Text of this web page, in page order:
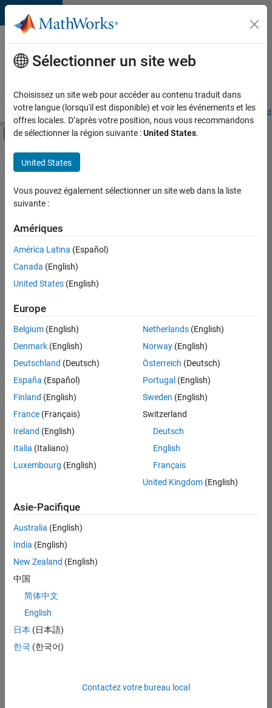
Passer au contenu
Votre
carrière
chez
Accueil Explorer nos opportunités Adresses de nos bureaux
Activer/désactiver l'affichage du menu
Contenu principal
FILTRER PAR
Applications et outils commerciaux
Gestion des programmes
Rédaction technique
Actuellement,
aucune
offre
d'emploi
correspondant
à vos
critères
de
recherche.
Vous
pouvez
élargir
votre
recherche
ou
afficher
l’ensemble
d'emploi.
malgré
tout
vous
trouvez
pas
d'offre
corresponde
à vos
Sélectionner un site web
Choisissez un site web pour accéder au contenu traduit dans
votre langue (lorsqu'il est disponible) et voir les événements et les
offres locales. D’après votre position, nous vous recommandons
de sélectionner la région suivante :United States.
United States
Vous pouvez également sélectionner un site web dans la liste
suivante :
Amériques
América Latina (Español)
Canada (English)
United States (English)
Europe
Belgium (English)
Denmark (English)
Deutschland (Deutsch)
España (Español)
Finland (English)
France (Français)
Ireland (English)
Italia (Italiano)
Luxembourg (English)
Netherlands(English)
Norway(English)
Österreich (Deutsch)
Portugal (English)
Sweden (English)
Switzerland
Deutsch
English
Français
United Kingdom(English)
Asie-Pacifique
Australia (English)
India (English)
New Zealand (English)
中国
简体中文
English
日本 (日本語)
한국 (한국어)
Contactez votre bureau local